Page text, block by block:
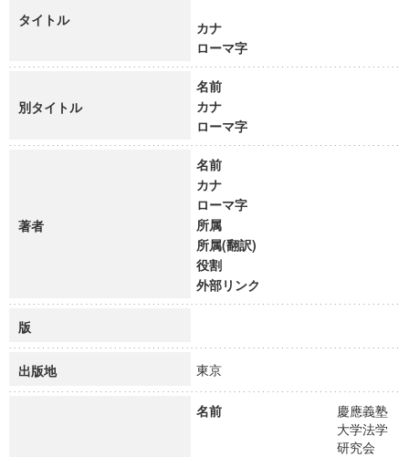
タイトル
カナ
ローマ字
別タイトル
名前
カナ
ローマ字
著者
名前
カナ
ローマ字
所属
所属(翻訳)
役割
外部リンク
版
出版地 東京
名前
慶應義塾
大学法学
研究会